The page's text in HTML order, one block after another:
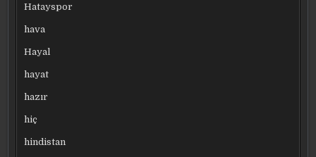
Hatayspor
hava
Hayal
hayat
hazır
hiç
hindistan